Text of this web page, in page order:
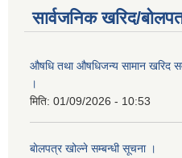
सार्वजनिक खरिद/
औषधि तथा औषधिजन्य सामान खरिद
।
मिति: 01/09/2026 - 10:53
बाेलपत्र खोल्ने सम्बन्धी सूचना ।